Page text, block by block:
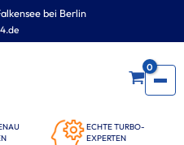
bei Berlin
ECHTE TURBO-
EXPERTEN
0